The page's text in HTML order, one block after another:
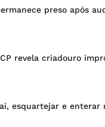
preso após
revela criadouro
esquartejar e enterar